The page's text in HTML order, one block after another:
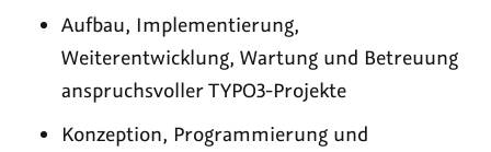
Aufbau, Implementierung,
Weiterentwicklung, Wartung und Betreuung
anspruchsvoller TYPO3-Projekte
Konzeption, Programmierung und